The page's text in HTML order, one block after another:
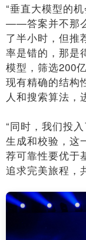
“垂直大模型的
——答案并不那
了半小时，但推
率是错的，那是
模型，筛选200
现有精确的结构
人和搜索算法，
“同时，我们投
生成和校验，这
荐可靠性要优
追求完美旅程，